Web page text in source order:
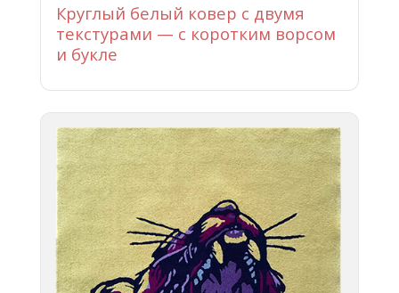
Круглый белый ковер с двумя
текстурами — с коротким ворсом
и букле